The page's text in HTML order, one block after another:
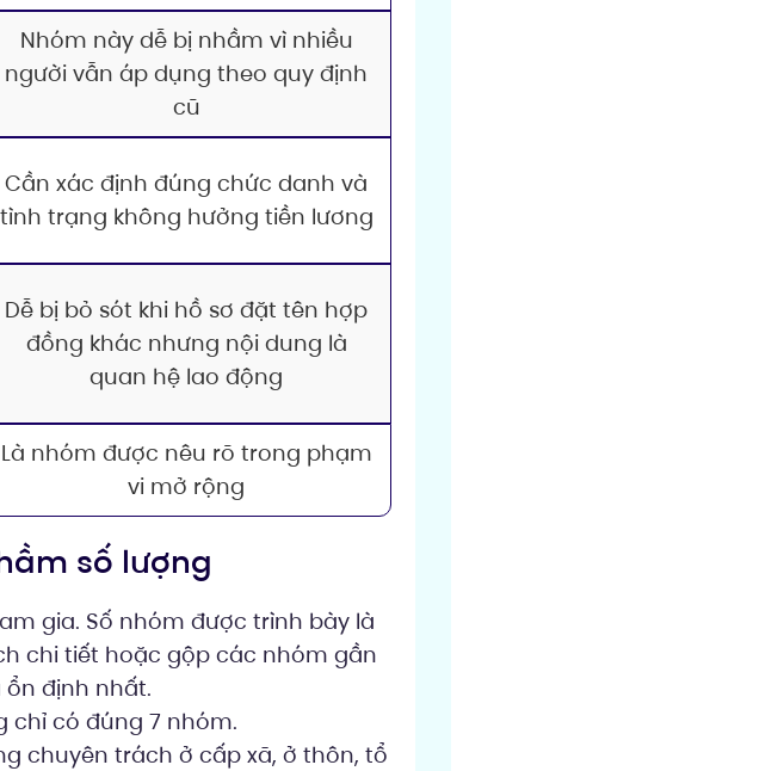
Nhóm này dễ bị nhầm vì nhiều
người vẫn áp dụng theo quy định
cũ
Cần xác định đúng chức danh và
tình trạng không hưởng tiền lương
Dễ bị bỏ sót khi hồ sơ đặt tên hợp
đồng khác nhưng nội dung là
quan hệ lao động
Là nhóm được nêu rõ trong phạm
vi mở rộng
số lượng
gia. Số nhóm được trình bày là
chi tiết hoặc gộp các nhóm gần
ổn định nhất.
chỉ có đúng 7 nhóm.
chuyên trách ở cấp xã, ở thôn, tổ